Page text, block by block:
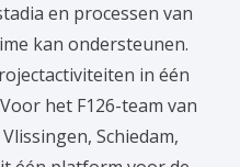
en processen van
kan ondersteunen.
in één
het F126-team van
Schiedam,